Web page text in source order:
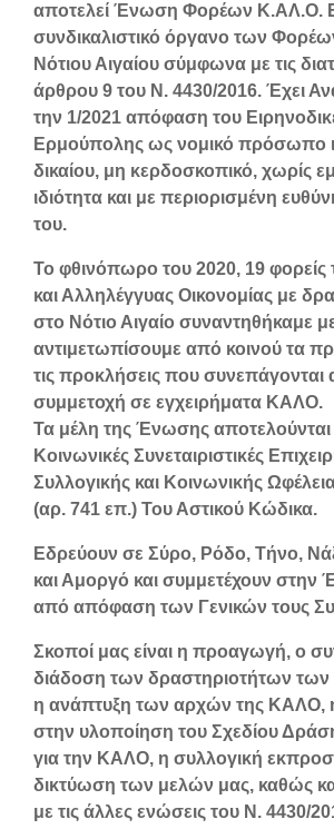
αποτελεί Ένωση Φορέων Κ.ΑΛ.Ο.
συνδικαλιστικό όργανο των
Νότιου Αιγαίου σύμφωνα με τις
άρθρου 9 του Ν. 4430/2016. Έχει
την 1/2021 απόφαση του
Ερμούπολης ως νομικό πρόσωπο
δικαίου, μη κερδοσκοπικό, χωρίς
ιδιότητα και με περιορισμένη
του.
Το φθινόπωρο του 2020, 19 φορείς
και Αλληλέγγυας Οικονομίας με
στο Νότιο Αιγαίο συναντηθήκαμε
αντιμετωπίσουμε από κοινού τα
τις προκλήσεις που συνεπάγονται
συμμετοχή σε εγχειρήματα ΚΑΛΟ.
Τα μέλη της Ένωσης
Κοινωνικές Συνεταιριστικές
Συλλογικής και Κοινωνικής
(αρ. 741 επ.) Του Αστικού Κώδικα.
Εδρεύουν σε Σύρο, Ρόδο, Τήνο,
και Αμοργό και συμμετέχουν στην
από απόφαση των Γενικών τους
Σκοποί μας είναι η προαγωγή, ο
διάδοση των δραστηριοτήτων των
η ανάπτυξη των αρχών της ΚΑΛΟ,
στην υλοποίηση του Σχεδίου
για την ΚΑΛΟ, η συλλογική
δικτύωση των μελών μας, καθώς
με τις άλλες ενώσεις του Ν. 4430/